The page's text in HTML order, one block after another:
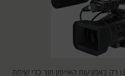
רק באמצעות האייפון תוך כדי שיחת